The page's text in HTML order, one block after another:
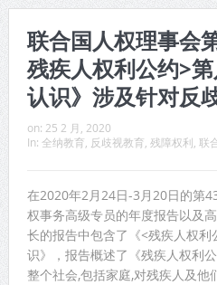
联合国人权理事会
残疾人权利公约>
认识》涉及针对反
on: 25 2 月, 2020
In: 全纳教育 反歧视教育 残障权利 联
在2020年2月24日-3月20日的第
权事务高级专员的年度报告以及
长的报告中包含了《<残疾人权利
识》，报告概述了《残疾人权利
整个社会,包括家庭,对残疾人及他